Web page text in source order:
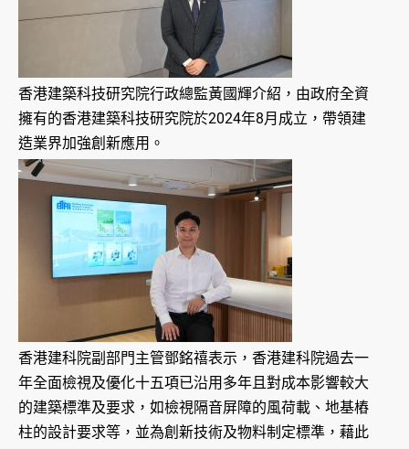
香港建築科技研究院行政總監黃國輝介紹，由政府全資
擁有的香港建築科技研究院於2024年8月成立，帶領建
造業界加強創新應用。
香港建科院副部門主管鄧銘禧表示，香港建科院過去一
年全面檢視及優化十五項已沿用多年且對成本影響較大
的建築標準及要求，如檢視隔音屏障的風荷載、地基樁
柱的設計要求等，並為創新技術及物料制定標準，藉此